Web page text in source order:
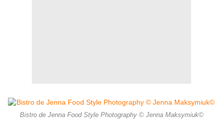
Bistro de Jenna Food Style Photography © Jenna Maksymiuk©